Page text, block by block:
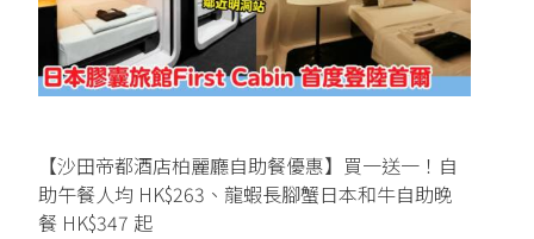
【沙田帝都酒店柏麗廳自助餐優惠】買一送一！自
助午餐人均 HK$263、龍蝦長腳蟹日本和牛自助晚
餐 HK$347 起